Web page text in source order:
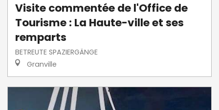
Visite commentée de l'Office de
Tourisme : La Haute-ville et ses
remparts
BETREUTE SPAZIERGÄNGE
Granville